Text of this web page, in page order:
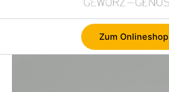
Zum Onlineshop